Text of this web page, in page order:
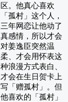
区。他真心喜欢
「孤村」这个人，
三年网恋让他动了
真感情，所以才会
对姜逸臣突然温
柔、才会用怀表这
种浪漫方式表白、
才会在生日贺卡上
写「赠孤村」。但
他喜欢的「孤村」